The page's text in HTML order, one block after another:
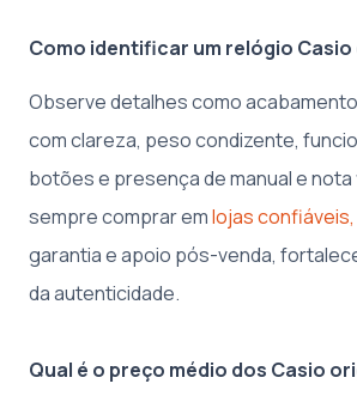
Como identificar um relógio Casio
Observe detalhes como
com clareza, peso condizente,
botões e presença de manual e
sempre comprar emlojas confiáveis,
garantia e apoio pós-venda,
da autenticidade.
Qual é o preço médio dos Casio